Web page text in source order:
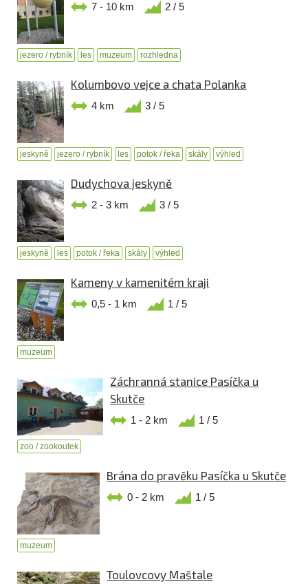
7 - 10 km 2 / 5
jezero / rybník les muzeum rozhledna
Kolumbovo vejce a chata Polanka
4 km 3 / 5
jeskyně jezero / rybník les potok / řeka skály výhled
Dudychova jeskyně
2 - 3 km 3 / 5
jeskyně les potok / řeka skály výhled
Kameny v kamenitém kraji
0,5 - 1 km 1 / 5
muzeum
Záchranná stanice Pasíčka u
Skutče
1 - 2 km 1 / 5
zoo / zookoutek
Brána do pravěku Pasíčka u Skutče
0 - 2 km 1 / 5
muzeum
Toulovcovy Maštale